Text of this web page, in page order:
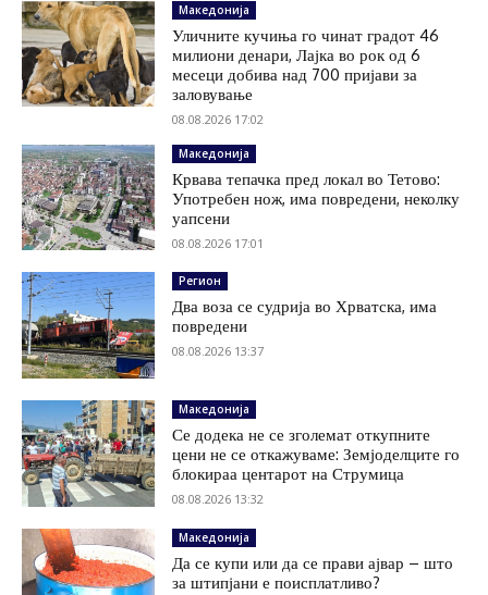
Македонија
Уличните кучиња го чинат градот 46
милиони денари, Лајка во рок од 6
месеци добива над 700 пријави за
заловување
08.08.2026 17:02
Македонија
Крвава тепачка пред локал во Тетово:
Употребен нож, има повредени, неколку
уапсени
08.08.2026 17:01
Регион
Два воза се судрија во Хрватска, има
повредени
08.08.2026 13:37
Македонија
Се додека не се зголемат откупните
цени не се откажуваме: Земјоделците го
блокираа центарот на Струмица
08.08.2026 13:32
Македонија
Да се купи или да се прави ајвар – што
за штипјани е поисплатливо?